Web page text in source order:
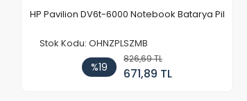
HP Pavilion DV6t-6000 Notebook Batarya Pil
Stok Kodu: OHNZPLSZMB
%19
826,69 TL
671,89 TL